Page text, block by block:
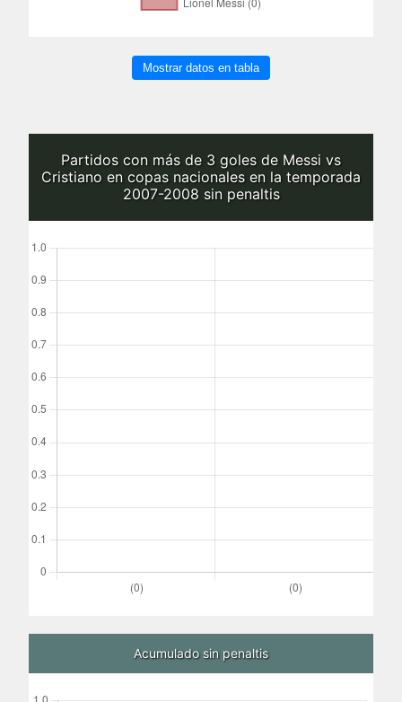
Mostrar datos en tabla
Partidos con más de 3 goles de Messi vs
Cristiano en copas nacionales en la temporada
2007-2008 sin penaltis
Acumulado sin penaltis